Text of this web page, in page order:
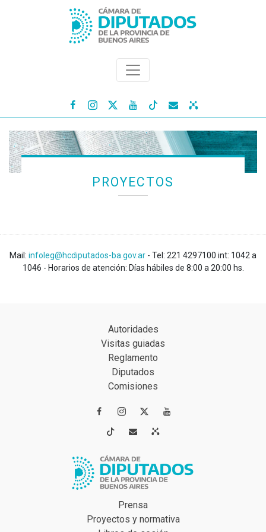
   
PROYECTOS
Mail: infoleg@hcdiputados-ba.gov.ar - Tel: 221 4297100 int: 1042 a
1046 - Horarios de atención: Días hábiles de 8:00 a 20:00 hs.
Autoridades
Visitas guiadas
Reglamento
Diputados
Comisiones
 
 
Prensa
Proyectos y normativa